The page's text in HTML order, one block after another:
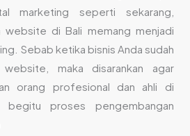
marketing seperti sekarang,
website di Bali memang menjadi
Sebab ketika bisnis Anda sudah
website, maka disarankan agar
orang profesional dan ahli di
begitu proses pengembangan